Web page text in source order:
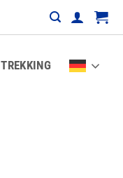
TREKKING